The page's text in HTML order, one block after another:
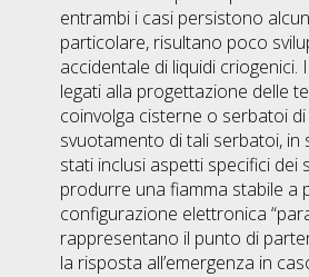
entrambi i casi persistono
particolare, risultano poco
accidentale di liquidi
legati alla progettazione delle
coinvolga cisterne o serbatoi
svuotamento di tali serbatoi,
stati inclusi aspetti specifici
produrre una fiamma stabile a
configurazione elettronica
rappresentano il punto di
la risposta all’emergenza in